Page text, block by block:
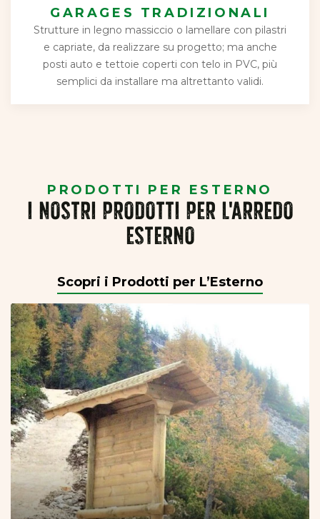
GARAGES TRADIZIONALI
Strutture in legno massiccio o lamellare con pilastri
e capriate, da realizzare su progetto; ma anche
posti auto e tettoie coperti con telo in PVC, più
semplici da installare ma altrettanto validi.
PRODOTTI PER ESTERNO
I NOSTRI PRODOTTI PER L'ARREDO
ESTERNO
Scopri i Prodotti per L’Esterno